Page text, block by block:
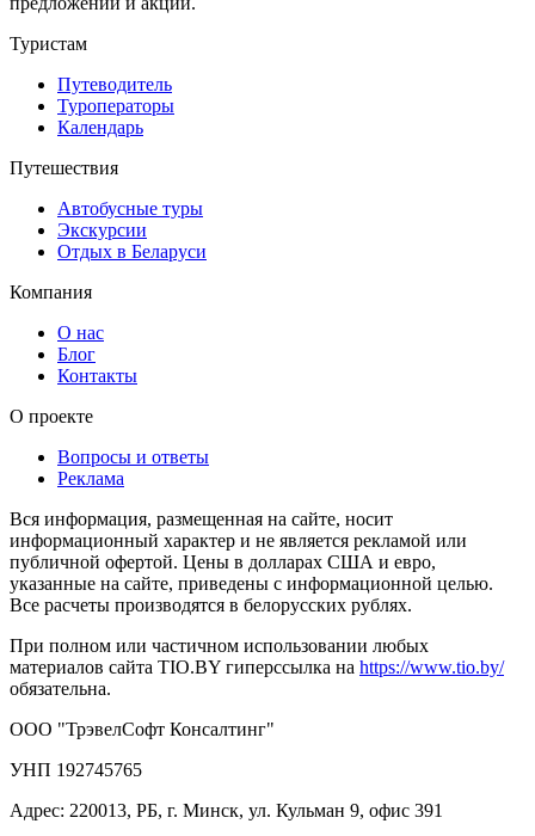
Туристам
Путеводитель
Туроператоры
Календарь
Путешествия
Автобусные туры
Экскурсии
Отдых в Беларуси
Компания
О нас
Блог
Контакты
О проекте
Вопросы и ответы
Реклама
Вся информация, размещенная на сайте, носит
информационный характер и не является рекламой или
публичной офертой. Цены в долларах США и евро,
указанные на сайте, приведены с информационной целью.
Все расчеты производятся в белорусских рублях.
При полном или частичном использовании любых
материалов сайта TIO.BY гиперссылка на https://www.tio.by/
обязательна.
ООО "ТрэвелСофт Консалтинг"
УНП 192745765
Адрес: 220013, РБ, г. Минск, ул. Кульман 9, офис 391